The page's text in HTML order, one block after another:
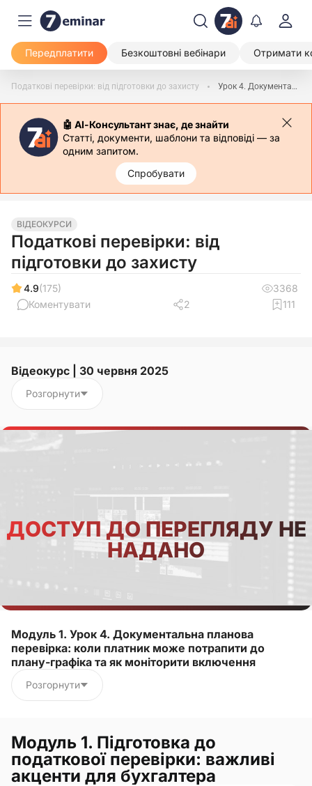
Передплатити Безкоштовні вебінари Отримати
Податкові перевірки: від підготовки до захисту Урок 4. Документальна планова перевірка: коли платник може потрапити до плану-графіка та як моніторити включення
🤖 АІ-Консультант знає, де знайти
Статті, документи, шаблони та відповіді — за
одним запитом.
Спробувати
ВІДЕОКУРСИ
Податкові перевірки: від
підготовки до захисту
4.9(175)
3368
Коментувати
2 111
Відеокурс | 30 червня 2025
Розгорнути
ДОСТУП ДО ПЕРЕГЛЯДУ НЕ
НАДАНО
Модуль 1. Урок 4. Документальна планова
перевірка: коли платник може потрапити до
плану-графіка та як моніторити включення
Розгорнути
Модуль 1. Підготовка до
податкової перевірки: важливі
акценти для бухгалтера